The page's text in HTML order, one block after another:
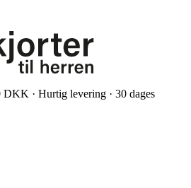
· Hurtig levering · 30 dages